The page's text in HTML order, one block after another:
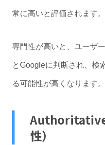
常に高いと評価されます。
専門性が高いと、ユーザ
とGoogleに判断され、検
る可能性が高くなります。
性）